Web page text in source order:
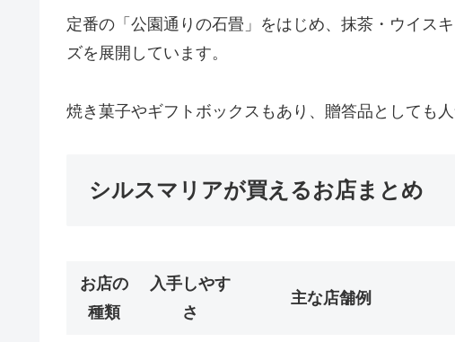
定番の「公園通りの石畳」をはじめ、抹茶・ウイス
ズを展開しています。
焼き菓子やギフトボックスもあり、贈答品としても人
シルスマリアが買えるお店まとめ
お店の
種類
入手しやす
さ
主な店舗例